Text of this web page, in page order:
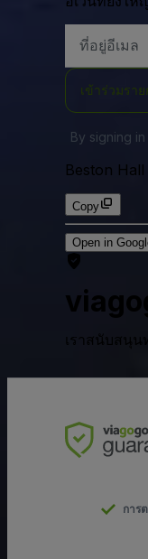
อยู่
เข้าร่วมราย
By signing
Beston
Copy
Open in
เราสนับสนุ
การ